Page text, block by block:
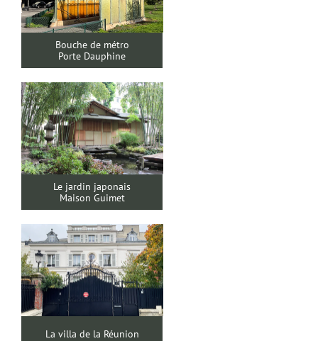
Bouche de métro
Porte Dauphine
Le jardin japonais
Maison Guimet
La villa de la Réunion